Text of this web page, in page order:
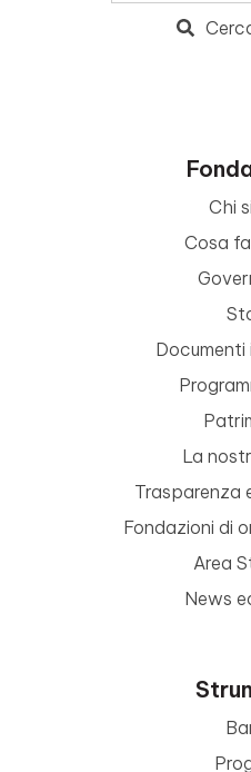
Chi
Cosa
La
Trasparenza
Fondazioni di
Area
News